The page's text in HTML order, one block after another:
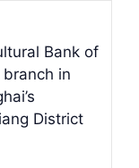
Bank of
branch in
District